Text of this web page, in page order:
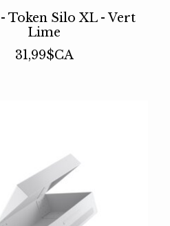
Token Silo XL - Vert
Lime
31,99$CA